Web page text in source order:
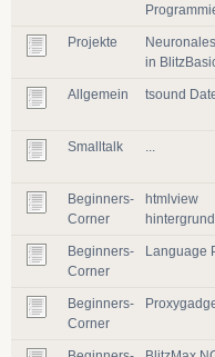
Projekte
in
Allgemein tsound
Smalltalk
Beginners-
Corner
htmlview
Beginners-
Corner
Language
Beginners-
Corner